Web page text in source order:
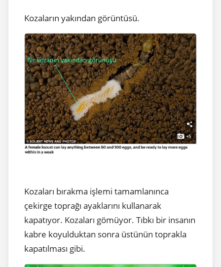
Kozaların yakından görüntüsü.
Kozaları bırakma işlemi tamamlanınca
çekirge toprağı ayaklarını kullanarak
kapatıyor. Kozaları gömüyor. Tıbkı bir insanın
kabre koyulduktan sonra üstünün toprakla
kapatılması gibi.